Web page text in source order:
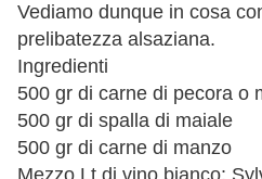
Vediamo dunque in cosa
prelibatezza alsaziana.
Ingredienti
500 gr di carne di pecora o
500 gr di spalla di maiale
500 gr di carne di manzo